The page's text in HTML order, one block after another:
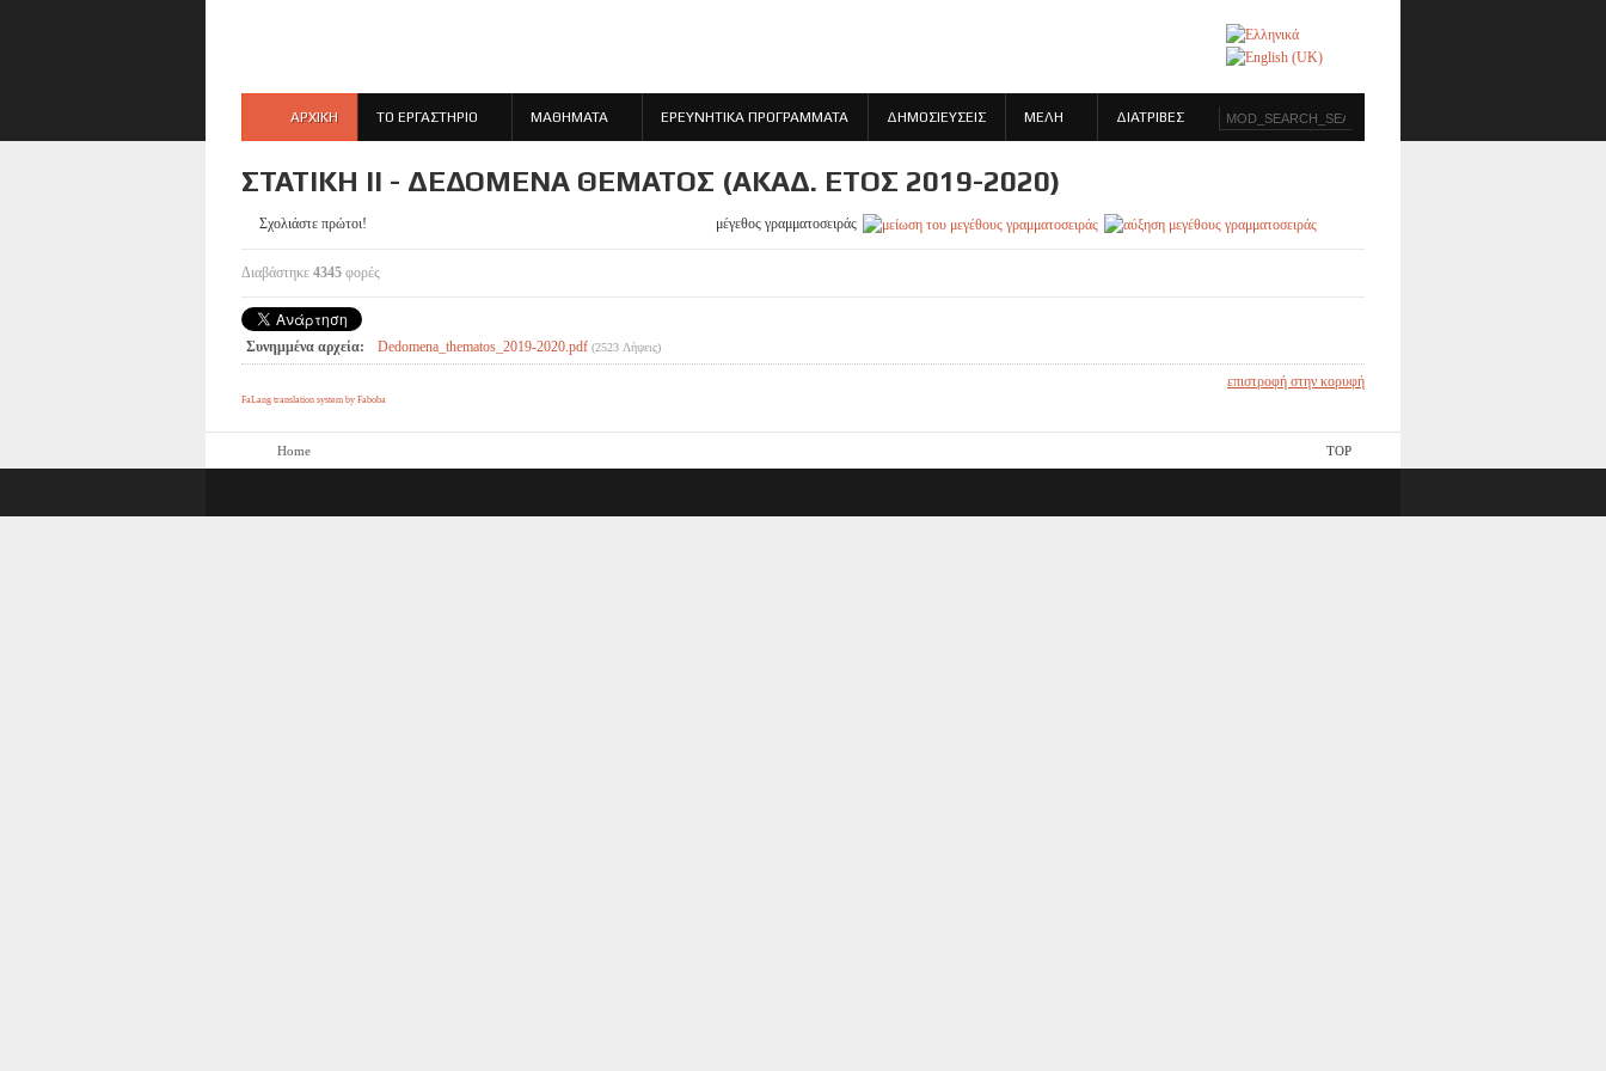
ΑΡΧΙΚΗ ΤΟ ΕΡΓΑΣΤΗΡΙΟ ΜΑΘΗΜΑΤΑ ΕΡΕΥΝΗΤΙΚΑ ΠΡΟΓΡΑΜΜΑΤΑ ΔΗΜΟΣΙΕΥΣΕΙΣ ΜΕΛΗ ΔΙΑΤΡΙΒΕΣ
ΣΤΑΤΙΚΉ ΙI - ΔΕΔΟΜΈΝΑ ΘΈΜΑΤΟΣ (ΑΚΑΔ. ΈΤΟΣ 2019-2020)
Σχολιάστε πρώτοι! μέγεθος γραμματοσειράς
Διαβάστηκε 4345 φορές
Συνημμένα αρχεία: Dedomena_thematos_2019-2020.pdf (2523 Λήψεις)
επιστροφή στην κορυφή
FaLang translation system by Faboba
Home TOP